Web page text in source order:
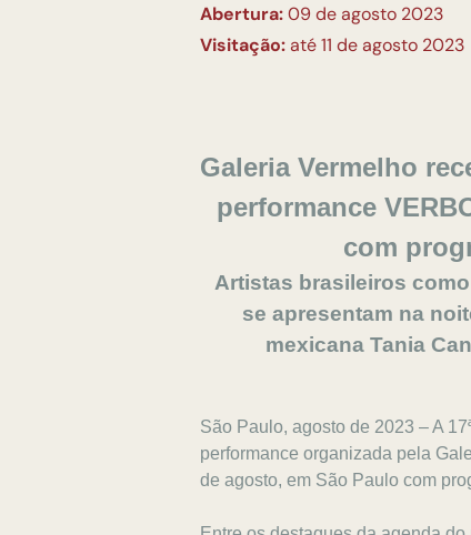
Abertura:09 de agosto 2023
Visitação:até 11 de agosto 2023
Galeria Vermelho
performance
com
Artistas brasileiros
se apresentam na
mexicana Tania
São Paulo, agosto de 2023 – A
performance organizada pela
de agosto, em São Paulo com